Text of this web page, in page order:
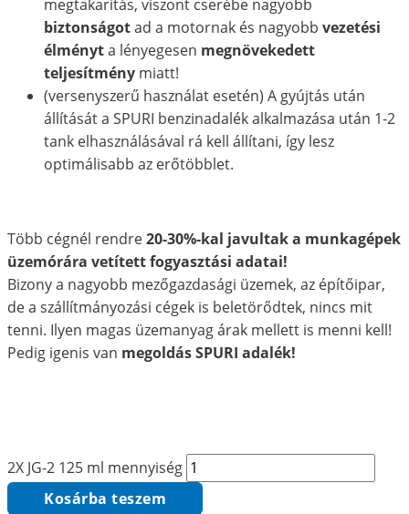
megtakarítás, viszont cserébe nagyobb
biztonságotad a motornak és nagyobb vezetési
élményta lényegesen megnövekedett
teljesítmény miatt!
(versenyszerű használat esetén) A gyújtás után
állítását a SPURI benzinadalék alkalmazása után 1-2
tank elhasználásával rá kell állítani, így lesz
optimálisabb az erőtöbblet.
Több cégnél rendre20-30%-kal javultak a munkagépek
üzemórára vetített fogyasztási adatai!
Bizony a nagyobb mezőgazdasági üzemek, az építőipar,
de a szállítmányozási cégek is beletörődtek, nincs mit
tenni. Ilyen magas üzemanyag árak mellett is menni kell!
Pedig igenis van megoldás SPURI adalék!
2X JG-2 125 ml mennyiség
Kosárba teszem